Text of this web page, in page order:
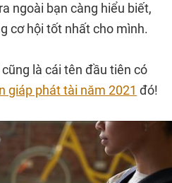
ngoài bạn càng hiểu biết,
cơ hội tốt nhất cho mình.
là cái tên đầu tiên có
giáp phát tài năm 2021 đó!